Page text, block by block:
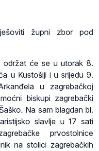
župni zbor pod
održat će se u utorak 8.
u Kustošiji i u srijedu 9.
u zagrebačkoj
biskupi zagrebački
Na sam blagdan bl.
slavlje u 17 sati
prvostolnice
na stolici zagrebačkih